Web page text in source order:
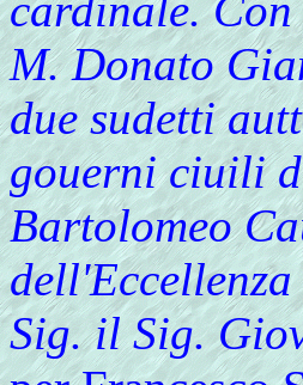
M. Donato
due sudetti
gouerni ciuili
Bartolomeo
Sig. il Sig.